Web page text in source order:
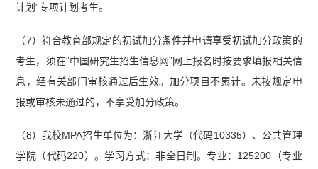
计划”专项计划考生。
（7）符合教育部规定的初试加分条件并申请享受初试加分政策的
考生，须在“中国研究生招生信息网”网上报名时按要求填报相关信
息，经有关部门审核通过后生效。加分项目不累计。未按规定申
报或审核未通过的，不享受加分政策。
（8）我校MPA招生单位为：浙江大学（代码10335）、公共管理
学院（代码220）。学习方式：非全日制。专业：125200（专业